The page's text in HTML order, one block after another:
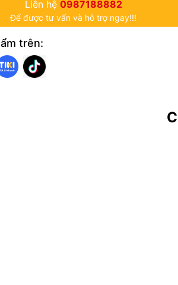
Liên hệ 0987188882
Để được tư vấn và hỗ trợ ngay!!!
trên: